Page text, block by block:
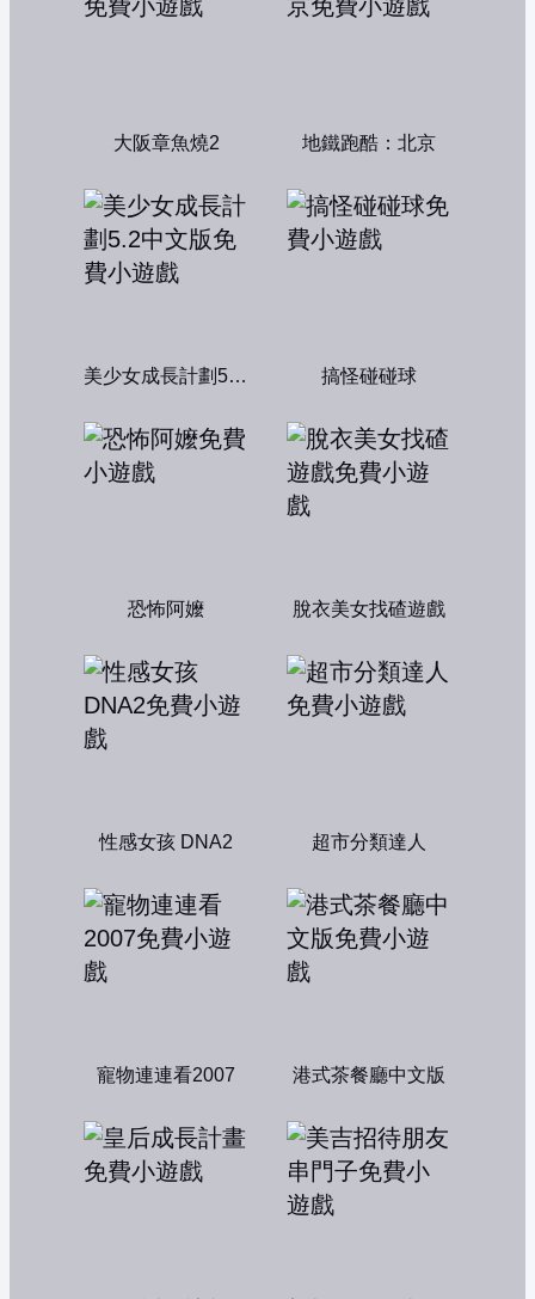
大阪章魚燒2 地鐵跑酷：北京
美少女成長計劃5.2中文版 搞怪碰碰球
恐怖阿嬤 脫衣美女找碴遊戲
性感女孩 DNA2 超市分類達人
寵物連連看2007 港式茶餐廳中文版